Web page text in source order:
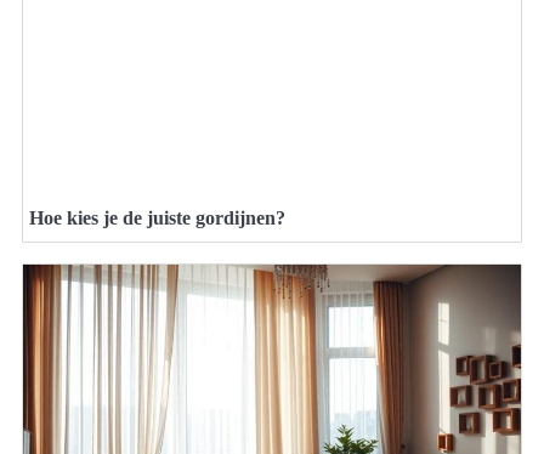
Hoe kies je de juiste gordijnen?